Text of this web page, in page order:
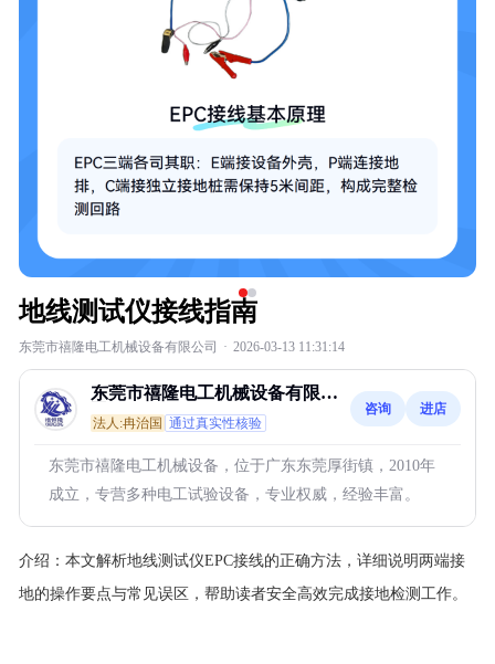
地线测试仪接线指南
东莞市禧隆电工机械设备有限公司 · 2026-03-13 11:31:14
东莞市禧隆电工机械设备有限公
司
法人:冉治国 通过真实性核验
咨询 进店
东莞市禧隆电工机械设备，位于广东东莞厚街镇，2010年
成立，专营多种电工试验设备，专业权威，经验丰富。
介绍： 本文解析地线测试仪EPC接线的正确方法，详细说明两端接
地的操作要点与常见误区，帮助读者安全高效完成接地检测工作。